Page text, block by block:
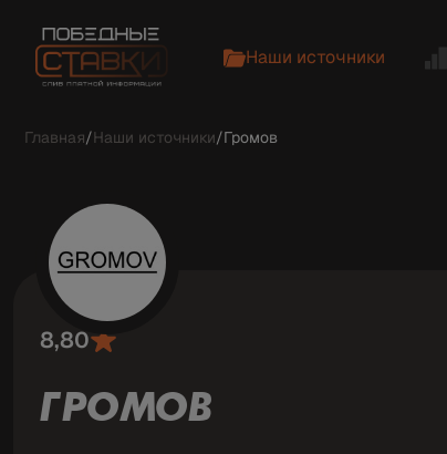
Наши источники
Главная/Наши источники/Громов
8,80
ГРОМОВ